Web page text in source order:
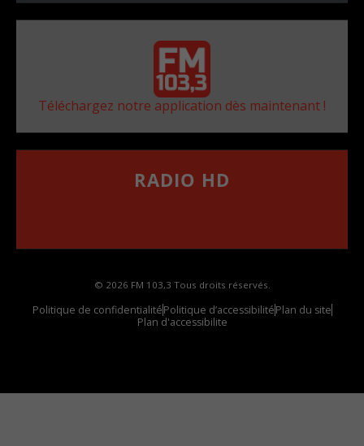
Téléchargez notre application dès maintenant !
RADIO HD
© 2026 FM 103,3 Tous droits réservés.
Politique de confidentialitéPolitique d’accessibilitéPlan du site
Plan d'accessibilite